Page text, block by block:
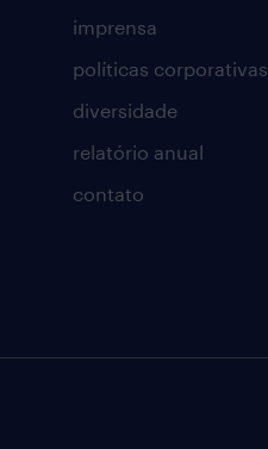
imprensa
políticas corporativas
diversidade
relatório anual
contato